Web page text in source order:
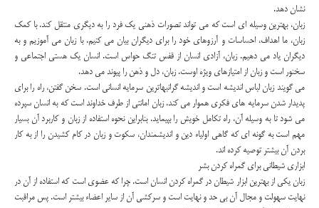
نشان دهد.
زبان، بهترین وسیله ای است که می تواند تصورات ذهنی یک فرد را به دیگری منتقل کند. با کمک
زبان، ما اهداف، احساسات و آرزوهای خود را برای دیگران بیان می کنیم. با زبان می آموزیم و به
دیگران یاد می دهیم. زبان، آزادی انسان از قفس تنگ حواس است. انسان یک هستی اجتماعی و
سخنور است و زبان از امتیازهای ویژه اوست. زبان، دل و ذهن را پیوند می دهد.
می گویند زبان لباس اندیشه است و اندیشه گرانبهاترین سرمایه انسانی است. سخن گفتن، راه را برای
پدیدار شدن سرمایه های فکری هموار می کند. زبان امانتی از طرف خداوند است که به انسان سپرده
می شود تا به وسیله آن، راه تکامل خویش را بپیماید. بنابراین نحوه استفاده از زبان و کاربرد آن بسیار
مهم است به گونه ای که گاهی اولیاء دین و اندیشمندان، سکوت و زبان در کام کشیدن را از به کار
بردن آن بیشتر توصیه کرده اند.
ابزاری شیطانی برای گمراه کردن بشر
زبان یکی از بهترین ابزار شیطان در گمراه کردن انسان است. چرا که عضوی است که استفاده از آن در
نهایت سهولت و مجال آن بی حد و نهایت است و سرکشی آن از سایر اعضاء بیشتر است. پس مراقبت